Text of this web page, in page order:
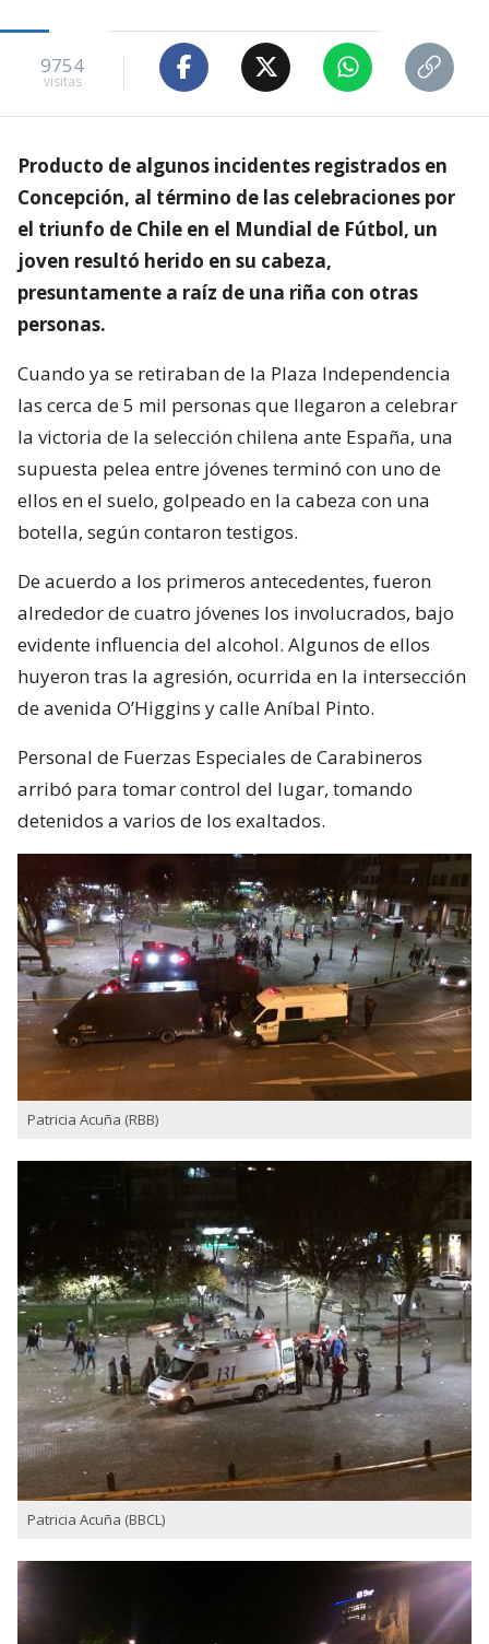
9754
visitas
Producto de algunos incidentes registrados en
Concepción, al término de las celebraciones por
el triunfo de Chile en el Mundial de Fútbol, un
joven resultó herido en su cabeza,
presuntamente a raíz de una riña con otras
personas.
Cuando ya se retiraban de la Plaza Independencia
las cerca de 5 mil personas que llegaron a celebrar
la victoria de la selección chilena ante España, una
supuesta pelea entre jóvenes terminó con uno de
ellos en el suelo, golpeado en la cabeza con una
botella, según contaron testigos.
De acuerdo a los primeros antecedentes, fueron
alrededor de cuatro jóvenes los involucrados, bajo
evidente influencia del alcohol. Algunos de ellos
huyeron tras la agresión, ocurrida en la intersección
de avenida O’Higgins y calle Aníbal Pinto.
Personal de Fuerzas Especiales de Carabineros
arribó para tomar control del lugar, tomando
detenidos a varios de los exaltados.
Patricia Acuña (RBB)
Patricia Acuña (BBCL)